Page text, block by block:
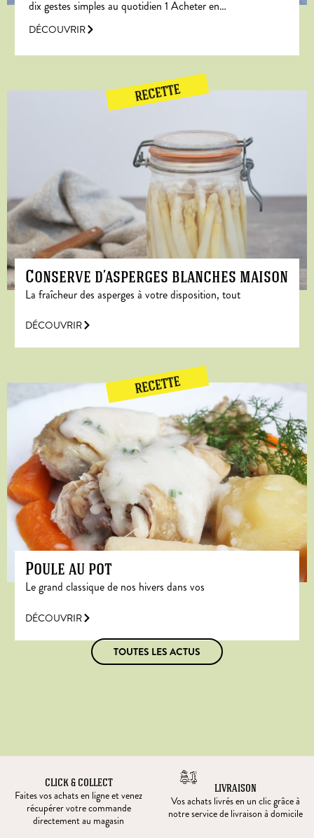
dix gestes simples au quotidien 1 Acheter en…
DÉCOUVRIR
RECETTE
Conserve d’asperges blanches maison
La fraîcheur des asperges à votre disposition, tout
DÉCOUVRIR
RECETTE
Poule au pot
Le grand classique de nos hivers dans vos
DÉCOUVRIR
TOUTES LES ACTUS
CLICK & COLLECT
Faites vos achats en ligne et venez
récupérer votre commande
directement au magasin
LIVRAISON
Vos achats livrés en un clic grâce à
notre service de livraison à domicile